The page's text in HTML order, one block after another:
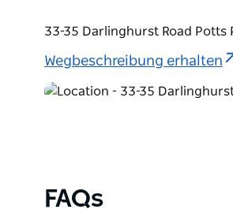
33-35 Darlinghurst Road Potts
Wegbeschreibung erhalten
FAQs